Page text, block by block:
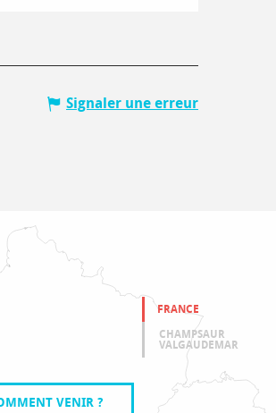
Signaler une erreur
FRANCE
CHAMPSAUR
VALGAUDEMAR
VENIR ?